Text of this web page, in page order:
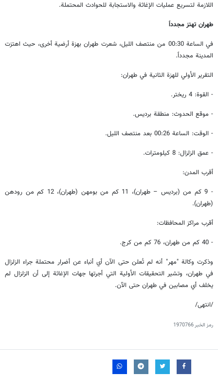
اللازمة لتسريع عمليات الإغاثة والاستجابة للحوادث المحتملة.
طهران تهتز مجدداً
في الساعة 00:30 من منتصف الليل، شعرت طهران بهزة أرضية أخرى، حيث اهتزت
المدينة مجدداً.
التقرير الأولي للهزة الثانية في طهران:
- القوة: 4 ريختر.
- موقع الحدوث: منطقة برديس.
- الوقت: الساعة 00:26 بعد منتصف الليل.
- عمق الزلزال: 8 كيلومترات.
أقرب المدن:
- 9 كم من (برديس – طهران)، 11 كم من بومهن (طهران)، 12 كم من رودهن
(طهران).
أقرب مراكز المحافظات:
- 40 كم من طهران، 76 كم من كرج.
وذكرت وكالة "مهر" أنه لم تُعلن حتى الآن أي أنباء عن أضرار محتملة جراء الزلزال
في طهران، وتشير التحقيقات الأولية التي أجرتها جهات الإغاثة إلى أن الزلزال لم
يخلف أي مصابين في طهران حتى الآن.
/انتهى/
رمز الخبر1970766